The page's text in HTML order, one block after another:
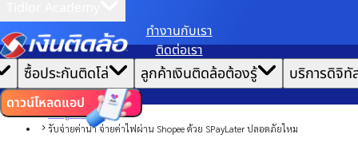
ทํางานกับเรา
ติดต่อเรา
| ซื้อประกันติดโล่ ลูกค้าเงินติดล้อต้องรู้ บริการดิจิทั
ดาวน์โหลดแอป
หน้าแรก
บทความ
ไลฟ์สไตล์
รอบรู้รอบตัว
รับจ่ายค่าน้ำ จ่ายค่าไฟผ่าน Shopee ด้วย SPayLater ปลอดภัยไหม
เราขอเก็บข้อมูลตาม นโยบายการใช้คุกกี้เพื่อมอบประสบการณ์การใช้งานเว็บไซต์ที่ดีที่สุดให้
คุณ
ตั้งค่าคุกกี้ ยอมรับคุกกี้ทั้งหมด